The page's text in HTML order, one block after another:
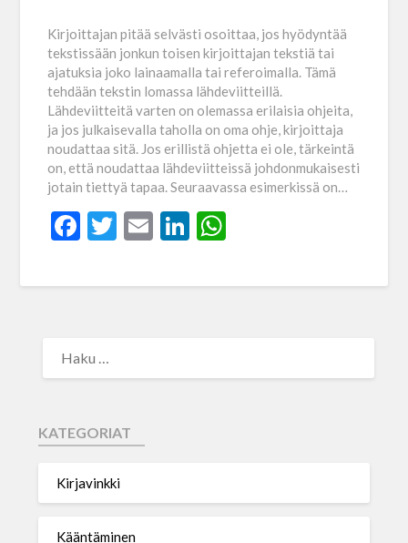
Kirjoittajan pitää selvästi osoittaa, jos hyödyntää
tekstissään jonkun toisen kirjoittajan tekstiä tai
ajatuksia joko lainaamalla tai referoimalla. Tämä
tehdään tekstin lomassa lähdeviitteillä.
Lähdeviitteitä varten on olemassa erilaisia ohjeita,
ja jos julkaisevalla taholla on oma ohje, kirjoittaja
noudattaa sitä. Jos erillistä ohjetta ei ole, tärkeintä
on, että noudattaa lähdeviitteissä johdonmukaisesti
jotain tiettyä tapaa. Seuraavassa esimerkissä on…
Facebook
Twitter
EmailLinkedIn
KATEGORIAT
Kirjavinkki
Kääntäminen